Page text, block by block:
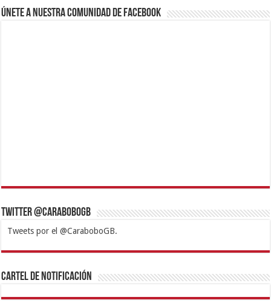
Únete a nuestra comunidad de Facebook
Twitter @CaraboboGB
Tweets por el @CaraboboGB.
1xbetBetturkeyBetistKralbetSupertotobetTipobetMatadorbetMariobet
https://mvbcasino.com/
Cartel de Notificación